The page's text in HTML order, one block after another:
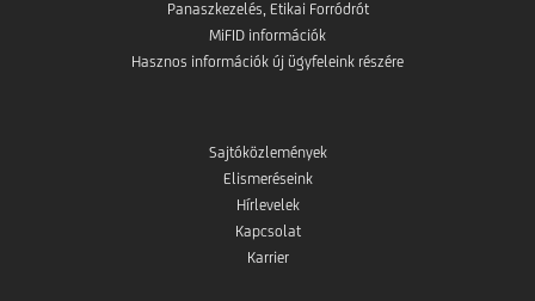
Panaszkezelés, Etikai Forródrót
MiFID információk
Hasznos információk új ügyfeleink részére
Sajtóközlemények
Elismeréseink
Hírlevelek
Kapcsolat
Karrier